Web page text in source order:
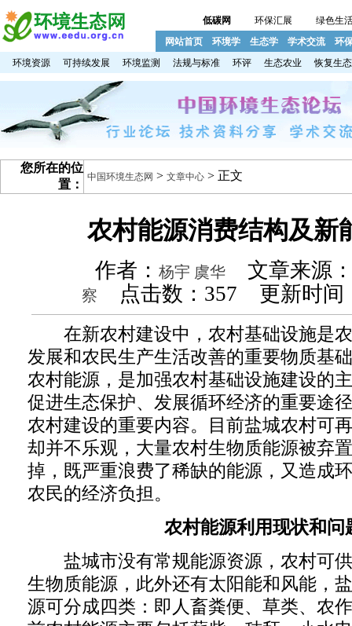
低碳网 环保汇展
绿色生
网站首页
环境学 生态学 学术交流
环
环境资源
可持续发展 环境监测 法规与标准 环评 生态农业 恢复生态
您所在的位
置：
中国环境生态网 > 文章中心 > 正文
农村能源消费结构及新
作者： 杨宇 虞华文章来源
察 点击数： 357 更新时间
在新农村建设中，农村基础设施是
发展和农民生产生活改善的重要物质基
农村能源，是加强农村基础设施建设的
促进生态保护、发展循环经济的重要途
农村建设的重要内容。目前盐城农村可
却并不乐观，大量农村生物质能源被弃
掉，既严重浪费了稀缺的能源，又造成
农民的经济负担。
农村能源利用现状和问
盐城市没有常规能源资源，农村可供
生物质能源，此外还有太阳能和风能，
源可分成四类：即人畜粪便、草类、农